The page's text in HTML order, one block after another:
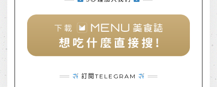
訂閱TELEGRAM